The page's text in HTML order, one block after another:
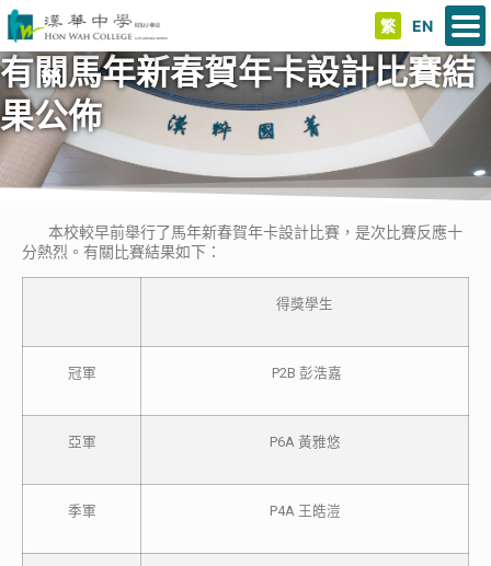
繁 EN
有關馬年新春賀年卡設計比賽結
果公佈
本校較早前舉行了馬年新春賀年卡設計比賽，是次比賽反應十
分熱烈。有關比賽結果如下：
得獎學生
冠軍 P2B 彭浩嘉
亞軍 P6A 黃雅悠
季軍 P4A 王皓溰